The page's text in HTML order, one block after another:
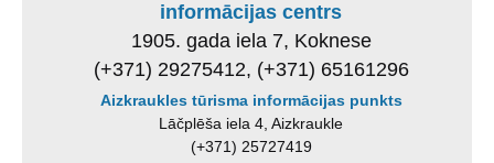
informācijas centrs
1905. gada iela 7, Koknese
(+371) 29275412, (+371) 65161296
Aizkraukles tūrisma informācijas punkts
Lāčplēša iela 4, Aizkraukle
(+371) 25727419